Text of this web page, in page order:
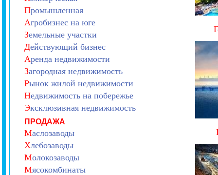
Промышленная
Агробизнес на юге
Земельные участки
Действующий бизнес
Аренда недвижимости
Загородная недвижимость
Рынок жилой недвижимости
Недвижимость на побережье
Эксклюзивная недвижимость
ПРОДАЖА
Маслозаводы
Хлебозаводы
Молокозаводы
Мясокомбинаты
Г